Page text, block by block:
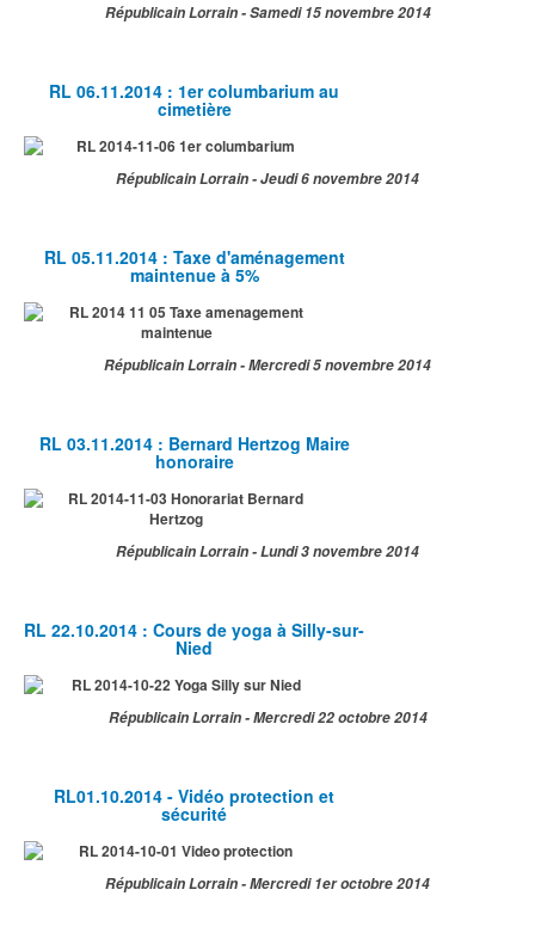
Républicain Lorrain - Samedi 15 novembre 2014
RL 06.11.2014 : 1er columbarium au
cimetière
Républicain Lorrain - Jeudi 6 novembre 2014
RL 05.11.2014 : Taxe d'aménagement
maintenue à 5%
Républicain Lorrain - Mercredi 5 novembre 2014
RL 03.11.2014 : Bernard Hertzog Maire
honoraire
Républicain Lorrain - Lundi 3 novembre 2014
RL 22.10.2014 : Cours de yoga à Silly-sur-
Nied
Républicain Lorrain - Mercredi 22 octobre 2014
RL01.10.2014 - Vidéo protection et
sécurité
Républicain Lorrain - Mercredi 1er octobre 2014